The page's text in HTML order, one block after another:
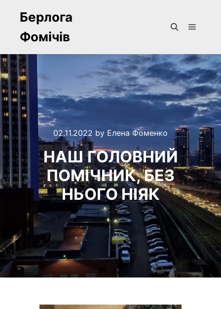
Берлога
Фомічів
02.11.2022 by Елена Фоменко
НАШ ГОЛОВНИЙ
ПОМІЧНИК, БЕЗ
НЬОГО НІЯК